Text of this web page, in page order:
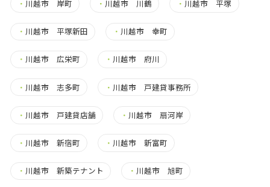
・ 川越市 岸町 ・ 川越市 川鶴 ・ 川越市 平塚
・ 川越市 平塚新田 ・ 川越市 幸町
・ 川越市 広栄町 ・ 川越市 府川
・ 川越市 志多町 ・ 川越市 戸建貸事務所
・ 川越市 戸建貸店舗 ・ 川越市 扇河岸
・ 川越市 新宿町 ・ 川越市 新富町
・ 川越市 新築テナント ・ 川越市 旭町